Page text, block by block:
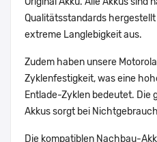
Qualitätsstandards
extreme Langlebigkeit aus.
Zudem haben unsere
Zyklenfestigkeit, was eine
Entlade-Zyklen bedeutet. Die
Akkus sorgt bei
Die kompatiblen Nachbau-